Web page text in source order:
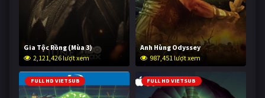
Gia Tộc Rồng (Mùa 3)
2,121,426 lượt xem
Anh Hùng Odyssey
987,451 lượt xem
FULL HD VIETSUB FULL HD VIETSUB